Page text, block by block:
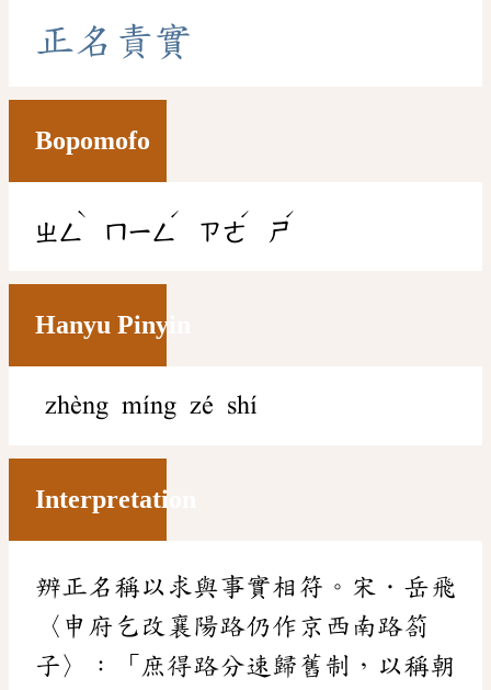
正名 責實
Bopomofo
ㄓㄥ
ˋ
ㄇㄧㄥ
ˊ
ㄗㄜ
ˊ
ㄕ
ˊ
Hanyu Pinyin
zhèng míng zé shí
Interpretation
辨正名稱以求與事實相符。宋．岳飛
〈申府乞改襄陽路仍作京西南路劄
子〉：「庶得路分速歸舊制，以稱朝